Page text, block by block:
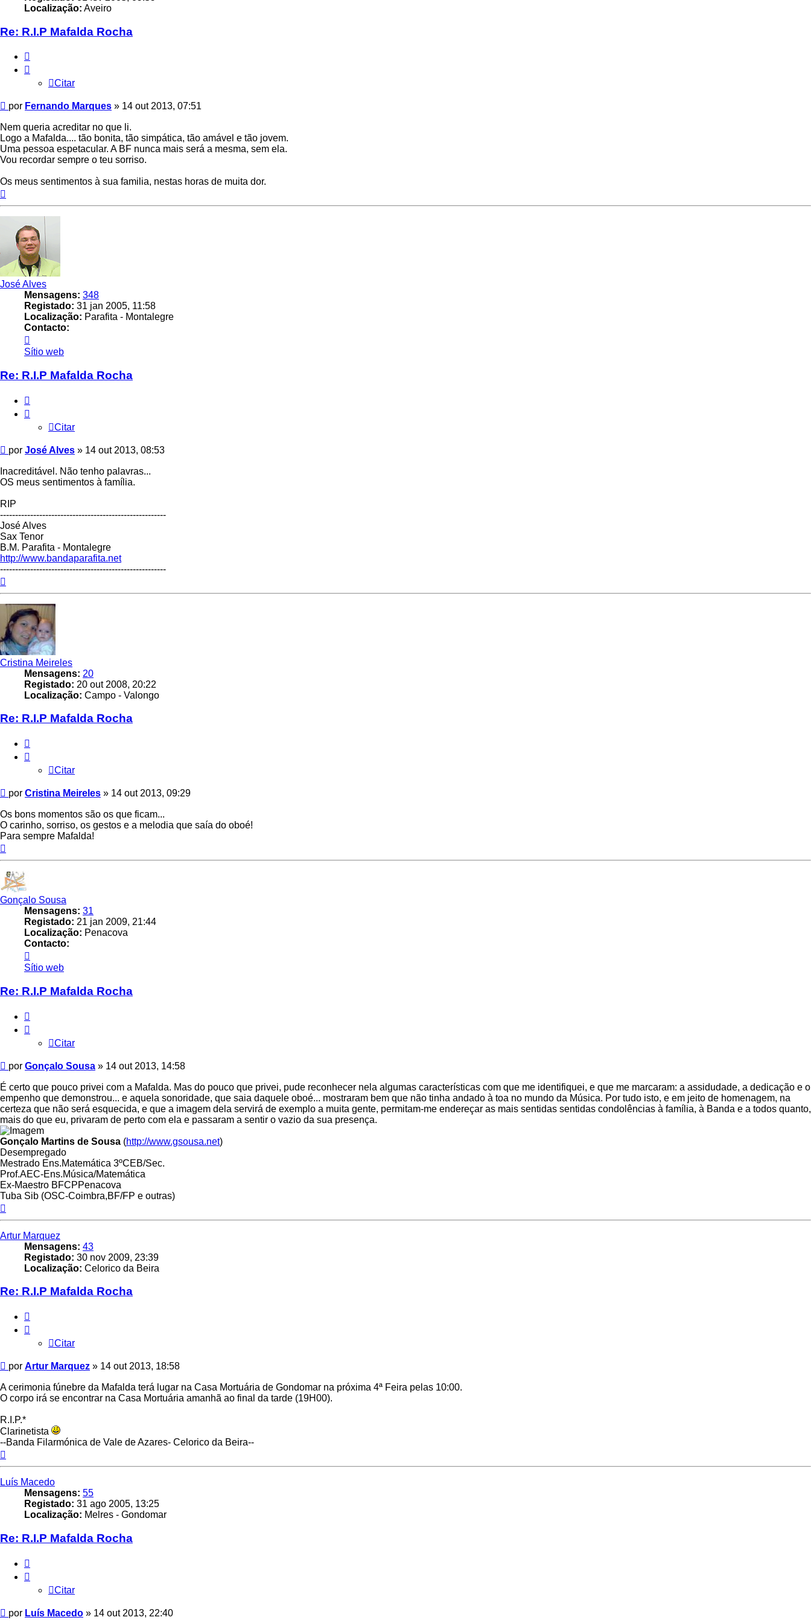
Localização: Aveiro
Re: R.I.P Mafalda Rocha
Citar
Mensagem
por Fernando Marques » 14 out 2013, 07:51
Nem queria acreditar no que li.
Logo a Mafalda.... tão bonita, tão simpática, tão amável e tão jovem.
Uma pessoa espetacular. A BF nunca mais será a mesma, sem ela.
Vou recordar sempre o teu sorriso.
Os meus sentimentos à sua familia, nestas horas de muita dor.
José Alves
Mensagens: 348
Registado: 31 jan 2005, 11:58
Localização: Parafita - Montalegre
Contacto:
José
Alves
Sítio web
Re: R.I.P Mafalda Rocha
Citar
Mensagem
por José Alves » 14 out 2013, 08:53
Inacreditável. Não tenho palavras...
OS meus sentimentos à família.
RIP
-------------------------------------------------------
José Alves
Sax Tenor
B.M. Parafita - Montalegre
http://www.bandaparafita.net
-------------------------------------------------------
Cristina Meireles
Mensagens: 20
Registado: 20 out 2008, 20:22
Localização: Campo - Valongo
Re: R.I.P Mafalda Rocha
Citar
Mensagem
por Cristina Meireles » 14 out 2013, 09:29
Os bons momentos são os que ficam...
O carinho, sorriso, os gestos e a melodia que saía do oboé!
Para sempre Mafalda!
Gonçalo Sousa
Mensagens: 31
Registado: 21 jan 2009, 21:44
Localização: Penacova
Contacto:
Gonçalo
Sousa
Sítio web
Re: R.I.P Mafalda Rocha
Citar
Mensagem
por Gonçalo Sousa » 14 out 2013, 14:58
É certo que pouco privei com a Mafalda. Mas do pouco que privei, pude reconhecer nela algumas características com que me identifiquei, e que me marcaram: a assidudade, a dedicação e o
empenho que demonstrou... e aquela sonoridade, que saia daquele oboé... mostraram bem que não tinha andado à toa no mundo da Música. Por tudo isto, e em jeito de homenagem, na
certeza que não será esquecida, e que a imagem dela servirá de exemplo a muita gente, permitam-me endereçar as mais sentidas sentidas condolências à família, à Banda e a todos quanto,
mais do que eu, privaram de perto com ela e passaram a sentir o vazio da sua presença.
Gonçalo Martins de Sousa (http://www.gsousa.net)
Desempregado
Mestrado Ens.Matemática 3ºCEB/Sec.
Prof.AEC-Ens.Música/Matemática
Ex-Maestro BFCPPenacova
Tuba Sib (OSC-Coimbra,BF/FP e outras)
Artur Marquez
Mensagens: 43
Registado: 30 nov 2009, 23:39
Localização: Celorico da Beira
Re: R.I.P Mafalda Rocha
Citar
Mensagem
por Artur Marquez » 14 out 2013, 18:58
A cerimonia fúnebre da Mafalda terá lugar na Casa Mortuária de Gondomar na próxima 4ª Feira pelas 10:00.
O corpo irá se encontrar na Casa Mortuária amanhã ao final da tarde (19H00).
R.I.P.*
Clarinetista
--Banda Filarmónica de Vale de Azares- Celorico da Beira--
Luís Macedo
Mensagens: 55
Registado: 31 ago 2005, 13:25
Localização: Melres - Gondomar
Re: R.I.P Mafalda Rocha
Citar
Mensagem
por Luís Macedo » 14 out 2013, 22:40